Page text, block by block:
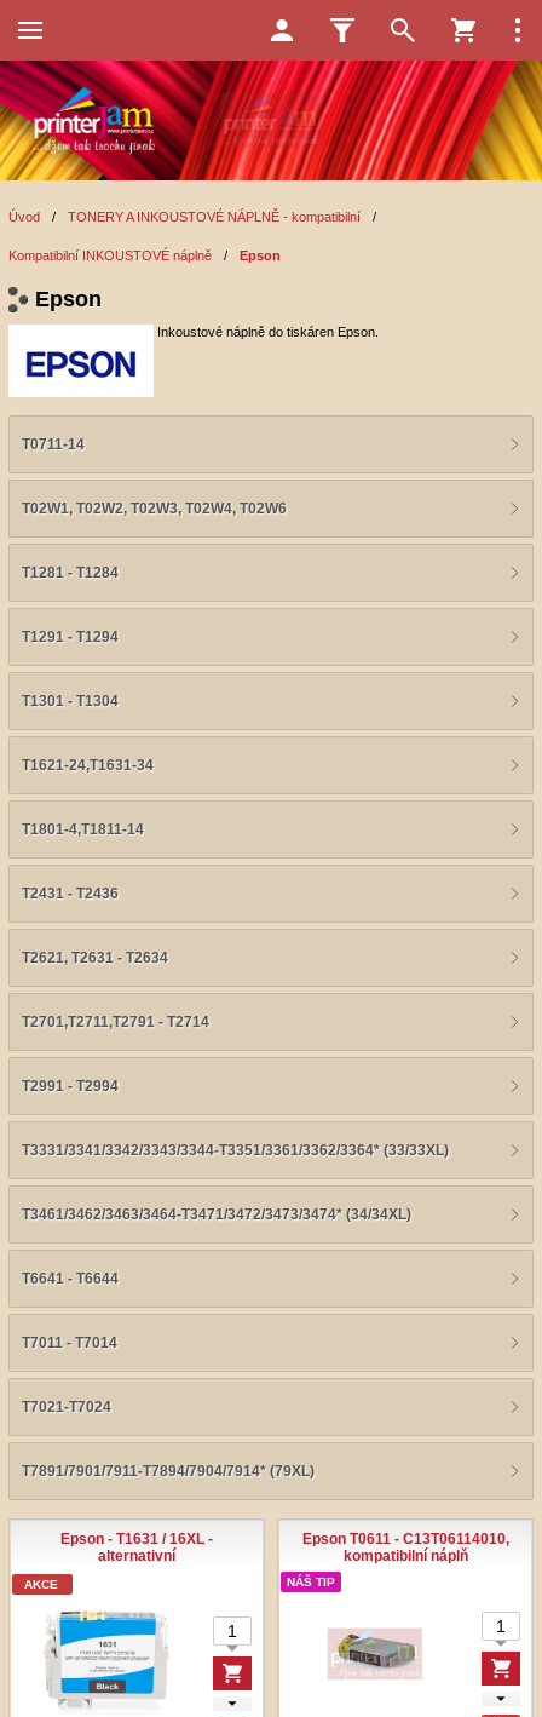
Úvod / TONERY A INKOUSTOVÉ NÁPLNĚ - kompatibilní /
Kompatibilní INKOUSTOVÉ náplně / Epson
Epson
Inkoustové náplně do tiskáren Epson.
T0711-14
T02W1, T02W2, T02W3, T02W4, T02W6
T1281 - T1284
T1291 - T1294
T1301 - T1304
T1621-24,T1631-34
T1801-4,T1811-14
T2431 - T2436
T2621, T2631 - T2634
T2701,T2711,T2791 - T2714
T2991 - T2994
T3331/3341/3342/3343/3344-T3351/3361/3362/3364* (33/33XL)
T3461/3462/3463/3464-T3471/3472/3473/3474* (34/34XL)
T6641 - T6644
T7011 - T7014
T7021-T7024
T7891/7901/7911-T7894/7904/7914* (79XL)
Epson - T1631 / 16XL -
alternativní
AKCE
Epson T0611 - C13T06114010,
kompatibilní náplň
NÁŠ TIP